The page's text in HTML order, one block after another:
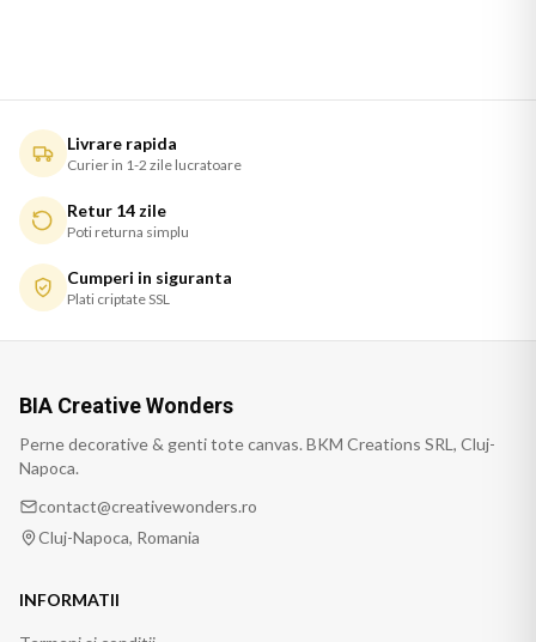
Livrare rapida
Curier in 1-2 zile lucratoare
Retur 14 zile
Poti returna simplu
Cumperi in siguranta
Plati criptate SSL
BIA Creative Wonders
Perne decorative & genti tote canvas. BKM Creations SRL, Cluj-
Napoca.
contact@creativewonders.ro
Cluj-Napoca, Romania
INFORMATII